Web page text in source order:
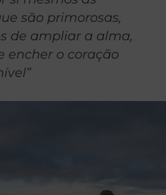
são primorosas,
de ampliar a alma,
encher o coração